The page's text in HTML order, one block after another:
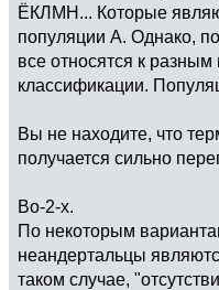
ЁКЛМН... Которые
популяции А. Однако,
все относятся к
классификации.
Вы не находите, что
получается сильно
Во-2-х.
По некоторым
неандертальцы
таком случае,